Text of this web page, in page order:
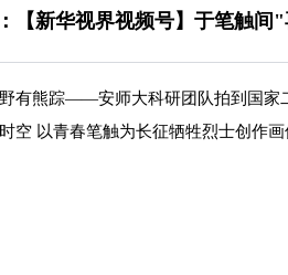
【新华视界视频号】于笔触间
野有熊踪——安师大科研团队拍到国家
空 以青春笔触为长征牺牲烈士创作画